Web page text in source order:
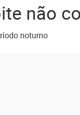
não
noturno